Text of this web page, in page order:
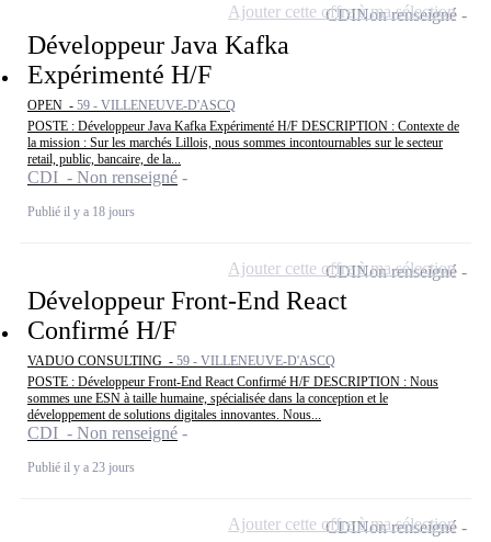
Développeur Java Kafka
Expérimenté H/F
OPEN - 59 - VILLENEUVE-D'ASCQ
POSTE : Développeur Java Kafka Expérimenté H/F DESCRIPTION : Contexte de
la mission : Sur les marchés Lillois, nous sommes incontournables sur le secteur
retail, public, bancaire, de la...
CDI - Non renseigné
Publié il y a 18 jours
CDINon renseigné
Ajouter cette offre à ma sélection
Développeur Front-End React
Confirmé H/F
VADUO CONSULTING - 59 - VILLENEUVE-D'ASCQ
POSTE : Développeur Front-End React Confirmé H/F DESCRIPTION : Nous
sommes une ESN à taille humaine, spécialisée dans la conception et le
développement de solutions digitales innovantes. Nous...
CDI - Non renseigné
Publié il y a 23 jours
CDINon renseigné
Ajouter cette offre à ma sélection
CDINon renseigné
Ajouter cette offre à ma sélection